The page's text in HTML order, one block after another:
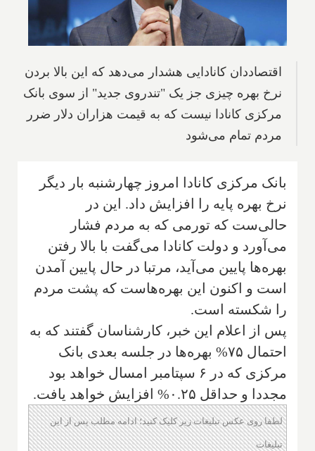
اقتصاددان کانادایی هشدار می‌دهد که این بالا بردن
نرخ بهره چیزی جز یک "تندروی جدید" از سوی بانک
مرکزی کانادا نیست که به قیمت هزاران دلار ضرر
مردم تمام می‌شود
بانک مرکزی کانادا امروز چهارشنبه بار دیگر
نرخ بهره پایه را افزایش داد. این در
حالی‌ست که تورمی که به مردم فشار
می‌آورد و دولت کانادا می‌گفت با بالا رفتن
بهره‌ها پایین می‌آید، مرتبا در حال پایین آمدن
است و اکنون این بهره‌هاست که پشت مردم
را شکسته است.
پس از اعلام این خبر، کارشناسان گفتند که به
احتمال ۷۵% بهره‌ها در جلسه بعدی بانک
مرکزی که در ۶ سپتامبر امسال خواهد بود
مجددا و حداقل ۰.۲۵% افزایش خواهد یافت.
لطفا روی عکس تبلیغات زیر کلیک کنید؛ ادامه مطلب پس از این
تبلیغات